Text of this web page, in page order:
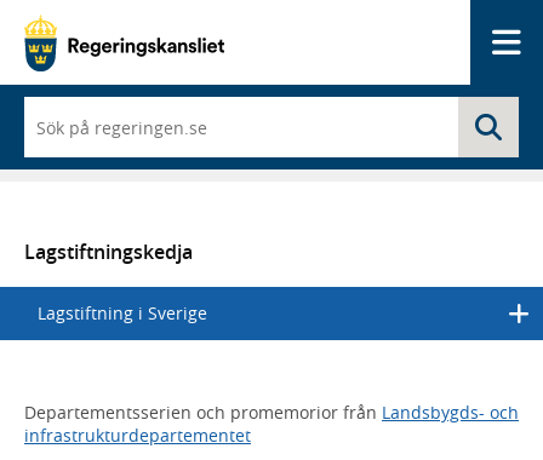
du
börjar
skriva
en
lista
med
sökförslag
Lagstiftningskedja
Lagstiftning i Sverige
Departementsserien och promemorior från Landsbygds- och
infrastrukturdepartementet